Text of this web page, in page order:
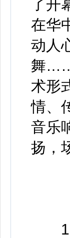
了开
在华
动人
舞……
术形
情、
音乐
扬，
【
1、